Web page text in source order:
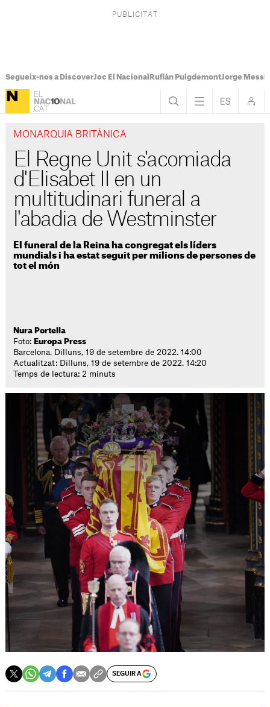
Segueix-nos a DiscoverJoc El Nacional Rufián PuigdemontJorge Messi
MONARQUIA BRITÀNICA
El Regne Unit s'acomiada
d'Elisabet II en un
multitudinari funeral a
l'abadia de Westminster
El funeral de la Reina ha congregat els líders
mundials i ha estat seguit per milions de persones de
tot el món
Nura Portella
Foto: Europa Press
Barcelona. Dilluns, 19 de setembre de 2022. 14:00
Actualitzat: Dilluns, 19 de setembre de 2022. 14:20
Temps de lectura: 2 minuts
SEGUIR A